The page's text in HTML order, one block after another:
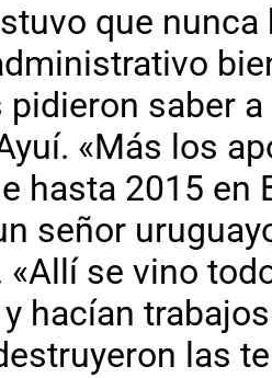
que
saber
«Más los
hasta 2015 en
señor
«Allí se vino
hacían
las